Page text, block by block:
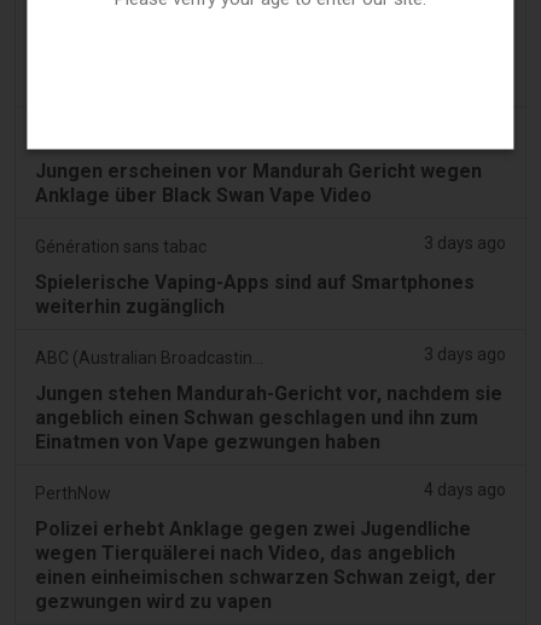
Jungen erscheinen vor Mandurah Gericht wegen
Anklage über Black Swan Vape Video
Génération sans tabac 3 days ago
Spielerische Vaping-Apps sind auf Smartphones
weiterhin zugänglich
3 days ago
Jungen stehen Mandurah-Gericht vor, nachdem sie
angeblich einen Schwan geschlagen und ihn zum
Einatmen von Vape gezwungen haben
PerthNow 4 days ago
Polizei erhebt Anklage gegen zwei Jugendliche
wegen Tierquälerei nach Video, das angeblich
einen einheimischen schwarzen Schwan zeigt, der
gezwungen wird zu vapen